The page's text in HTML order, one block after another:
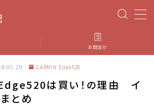
Paris)
お問合せ
GARMIN Edge520
は買い！の理由 イ
とめ